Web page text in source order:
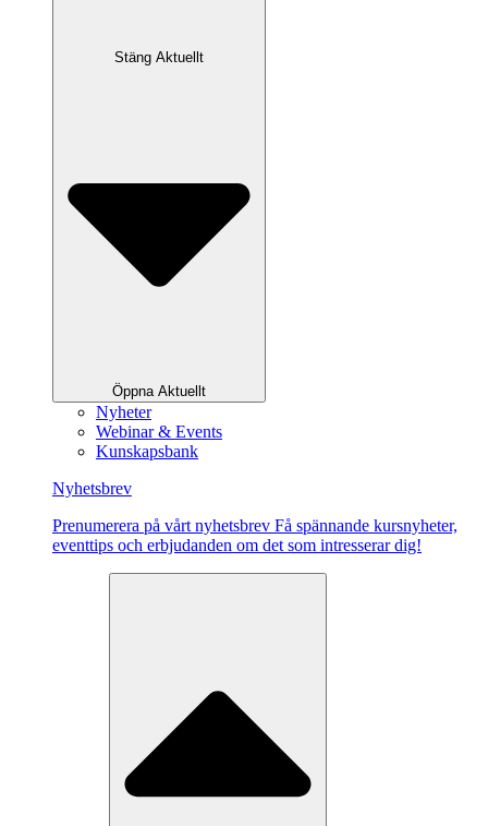
Stäng Aktuellt
Öppna Aktuellt
Nyheter
Webinar & Events
Kunskapsbank
Nyhetsbrev
Pre­nu­me­re­ra på vårt ny­hets­brev Få spännande kursnyheter,
eventtips och erbjudanden om det som intresserar dig!